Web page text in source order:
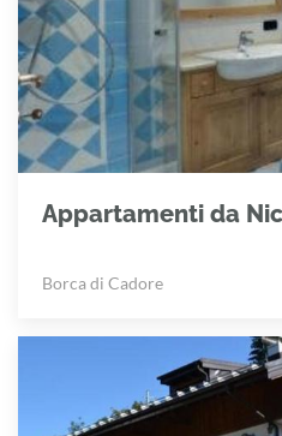
Appartamenti da
Borca di Cadore